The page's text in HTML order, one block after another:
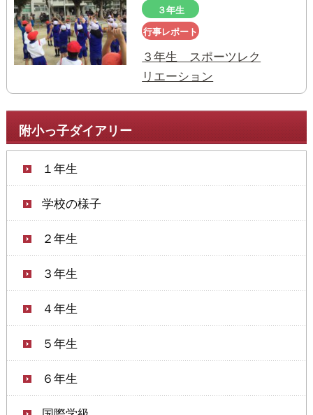
附小っ子ダイアリー
１年生
学校の様子
２年生
３年生
４年生
５年生
６年生
３年生
行事レポート
３年生 スポーツレク
リエーション